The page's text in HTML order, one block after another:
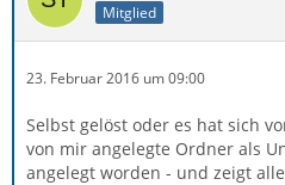
Mitglied
23. Februar 2016 um 09:00
Selbst gelöst oder es hat sich
von mir angelegte Ordner als
angelegt worden - und zeigt